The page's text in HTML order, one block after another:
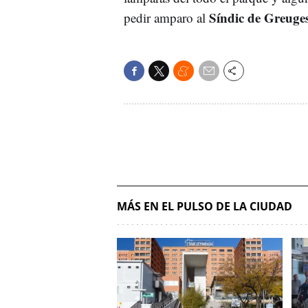
pedir amparo al Síndic de
MÁS EN EL PULSO DE LA CIUDAD